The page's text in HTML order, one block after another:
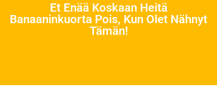
Et Enää Koskaan Heitä
Banaaninkuorta Pois, Kun Olet Nähnyt
Tämän!